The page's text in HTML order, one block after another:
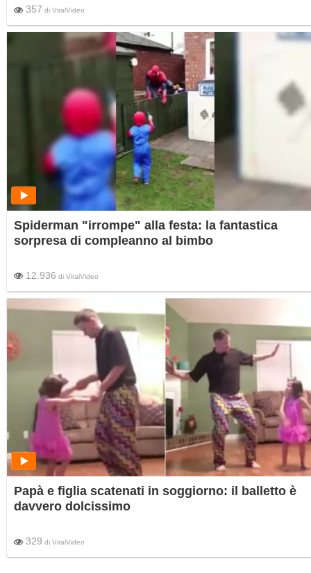
357 di ViralVideo
Spiderman "irrompe" alla festa: la fantastica
sorpresa di compleanno al bimbo
12.936 di ViralVideo
Papà e figlia scatenati in soggiorno: il balletto è
davvero dolcissimo
329 di ViralVideo